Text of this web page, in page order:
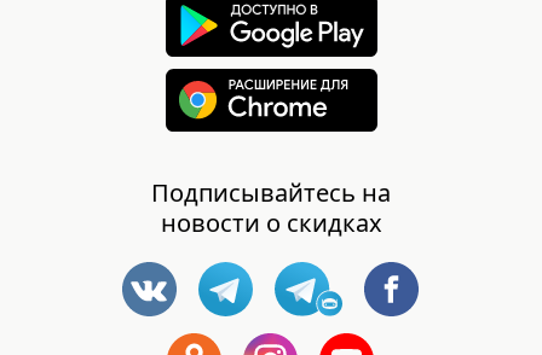
Подписывайтесь на
новости о скидках